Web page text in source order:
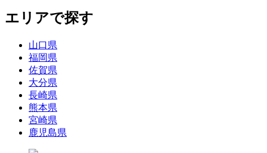
エリアで探す
山口県
福岡県
佐賀県
大分県
長崎県
熊本県
宮崎県
鹿児島県